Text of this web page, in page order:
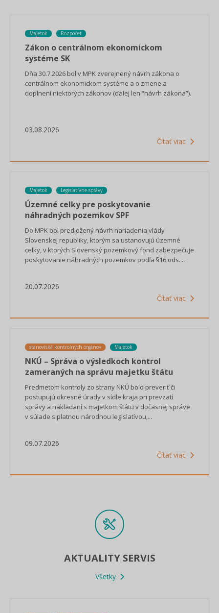
Majetok Rozpočet
Zákon o centrálnom ekonomickom
systéme SK
Dňa 30.7.2026 bol v MPK zverejnený návrh zákona o
centrálnom ekonomickom systéme a o zmene a
doplnení niektorých zákonov (ďalej len “návrh zákona”).
03.08.2026
Čítať viac
Majetok Legislatívne správy
Územné celky pre poskytovanie
náhradných pozemkov SPF
Do MPK bol predložený návrh nariadenia vlády
Slovenskej republiky, ktorým sa ustanovujú územné
celky, v ktorých Slovenský pozemkový fond zabezpečuje
poskytovanie náhradných pozemkov podľa §16 ods....
20.07.2026
Čítať viac
stanoviská kontrolných orgánov Majetok
NKÚ – Správa o výsledkoch kontrol
zameraných na správu majetku štátu
Predmetom kontroly zo strany NKÚ bolo preveriť či
postupujú okresné úrady v sídle kraja pri prevzatí
správy a nakladaní s majetkom štátu v dočasnej správe
v súlade s platnou národnou legislatívou,...
09.07.2026
Čítať viac
AKTUALITY SERVIS
Všetky